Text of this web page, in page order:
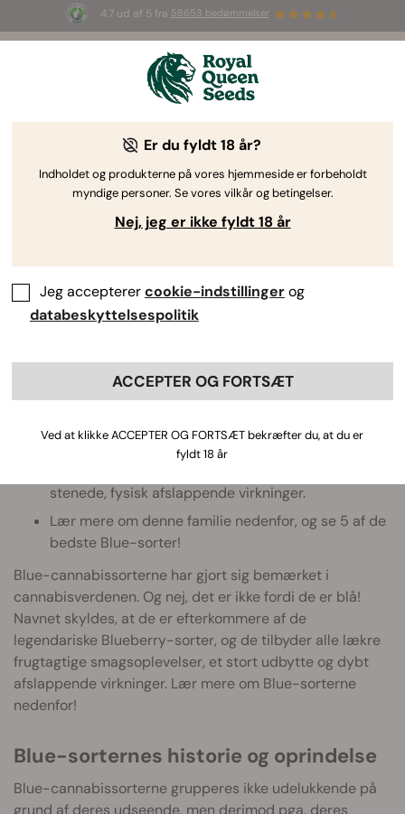
4.7 ud af 5 fra 58653 bedømmelser
ummer Sales
: Op til 50 % rabat
på udvalgte produkter! ⏤
Top 5 Blue-cannabissorter
Blue-familien inden for cannabisgenetik har haft
stor indflydelse på branchen.
karakteristiske frugtagtige smag.
stenede, fysisk afslappende virkninger.
Lær mere om denne familie nedenfor, og se 5 af de
bedste Blue-sorter!
Blue-cannabissorterne har gjort sig bemærket i
cannabisverdenen. Og nej, det er ikke fordi de er blå!
Navnet skyldes, at de er efterkommere af de
legendariske Blueberry-sorter, og de tilbyder alle lækre
frugtagtige smagsoplevelser, et stort udbytte og dybt
afslappende virkninger. Lær mere om Blue-sorterne
nedenfor!
Blue-sorternes historie og oprindelse
Blue-cannabissorterne grupperes ikke udelukkende på
grund af deres udseende, men derimod pga. deres
Er du fyldt 18 år?
Indholdet og produkterne på vores hjemmeside er forbeholdt
myndige personer. Se vores vilkår og betingelser.
Nej, jeg er ikke fyldt 18 år
Jeg accepterercookie-indstillingerog
databeskyttelsespolitik
ACCEPTER OG FORTSÆT
Ved at klikke ACCEPTER OG FORTSÆT bekræfter du, at du er
fyldt 18 år